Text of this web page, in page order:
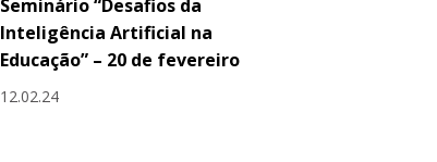
Seminário “Desafios da
Inteligência Artificial na
Educação” – 20 de fevereiro
12.02.24